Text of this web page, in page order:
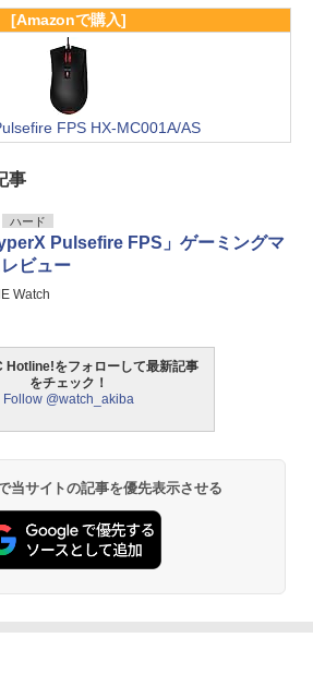
[Amazonで購入]
FPS HX-MC001A/AS
事
ハード
Pulsefire FPS」ゲーミングマ
ビュー
Watch
Hotline!をフォローして最新記事
をチェック！
Follow @watch_akiba
当サイトの記事を優先表示させる